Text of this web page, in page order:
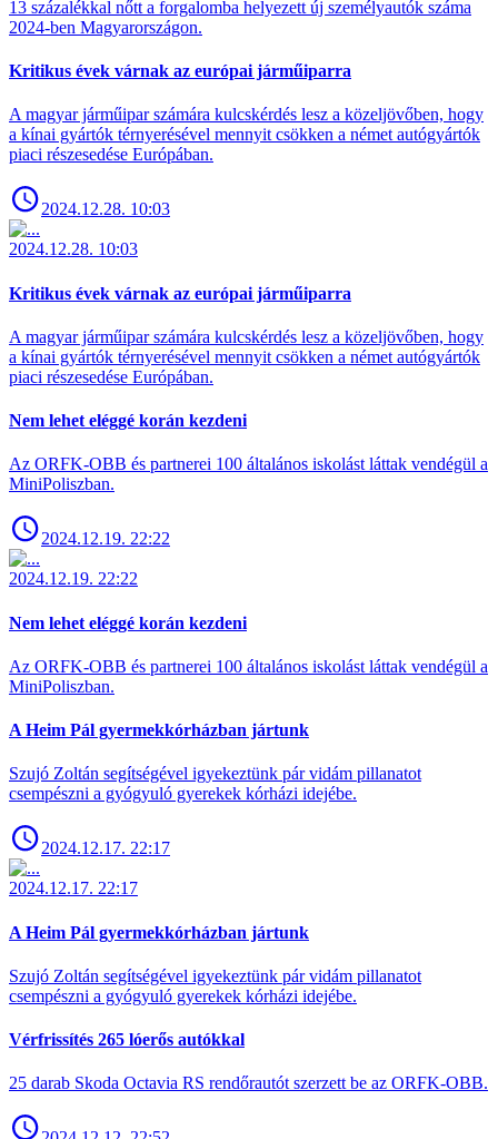
13 százalékkal nőtt a forgalomba helyezett új személyautók száma
2024-ben Magyarországon.
Kritikus évek várnak az európai járműiparra
A magyar járműipar számára kulcskérdés lesz a közeljövőben, hogy
a kínai gyártók térnyerésével mennyit csökken a német autógyártók
piaci részesedése Európában.
2024.12.28. 10:03
2024.12.28. 10:03
Kritikus évek várnak az európai járműiparra
A magyar járműipar számára kulcskérdés lesz a közeljövőben, hogy
a kínai gyártók térnyerésével mennyit csökken a német autógyártók
piaci részesedése Európában.
Nem lehet eléggé korán kezdeni
Az ORFK-OBB és partnerei 100 általános iskolást láttak vendégül a
MiniPoliszban.
2024.12.19. 22:22
2024.12.19. 22:22
Nem lehet eléggé korán kezdeni
Az ORFK-OBB és partnerei 100 általános iskolást láttak vendégül a
MiniPoliszban.
A Heim Pál gyermekkórházban jártunk
Szujó Zoltán segítségével igyekeztünk pár vidám pillanatot
csempészni a gyógyuló gyerekek kórházi idejébe.
2024.12.17. 22:17
2024.12.17. 22:17
A Heim Pál gyermekkórházban jártunk
Szujó Zoltán segítségével igyekeztünk pár vidám pillanatot
csempészni a gyógyuló gyerekek kórházi idejébe.
Vérfrissítés 265 lóerős autókkal
25 darab Skoda Octavia RS rendőrautót szerzett be az ORFK-OBB.